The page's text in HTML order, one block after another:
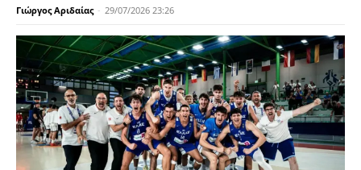
Γιώργος Αριδαίας - 29/07/2026 23:26